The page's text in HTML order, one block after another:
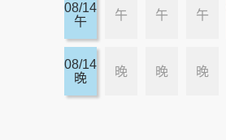
08/14
午
午 午 午
08/14
晚
晚 晚 晚